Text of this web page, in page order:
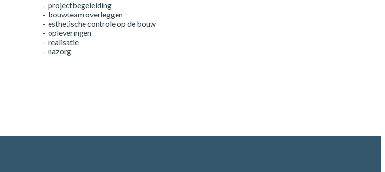
projectbegeleiding
bouwteam overleggen
esthetische controle op de bouw
opleveringen
realisatie
nazorg